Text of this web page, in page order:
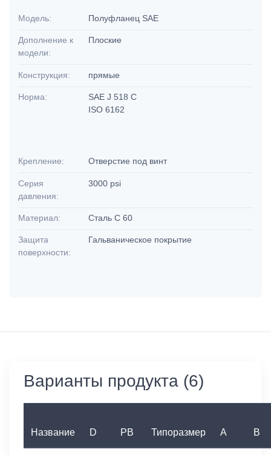
Модель: Полуфланец SAE
Дополнение к
модели:
Плоские
Конструкция: прямые
Норма:
SAE J 518 C
ISO 6162
Крепление: Отверстие под винт
Серия
давления:
3000 psi
Материал: Сталь C 60
Защита
поверхности:
Гальваническое покрытие
Варианты продукта (6)
Название D PB Типоразмер A B